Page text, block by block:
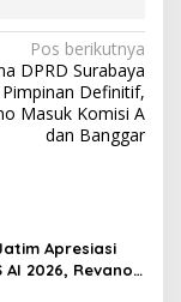
Pos berikutnya
DPRD Surabaya
Definitif,
Masuk Komisi A
dan Banggar
Apresiasi
AI 2026, Revano